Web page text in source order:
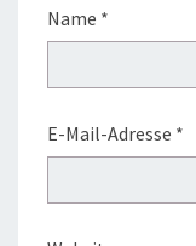
Name *
E-Mail-Adresse *